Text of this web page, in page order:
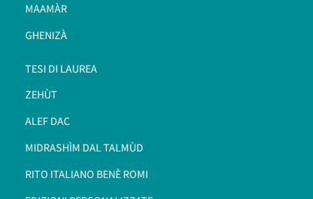
MAAMÀR
GHENIZÀ
TESI DI LAUREA
ZEHÙT
ALEF DAC
MIDRASHÌM DAL TALMÙD
RITO ITALIANO BENÈ ROMI​